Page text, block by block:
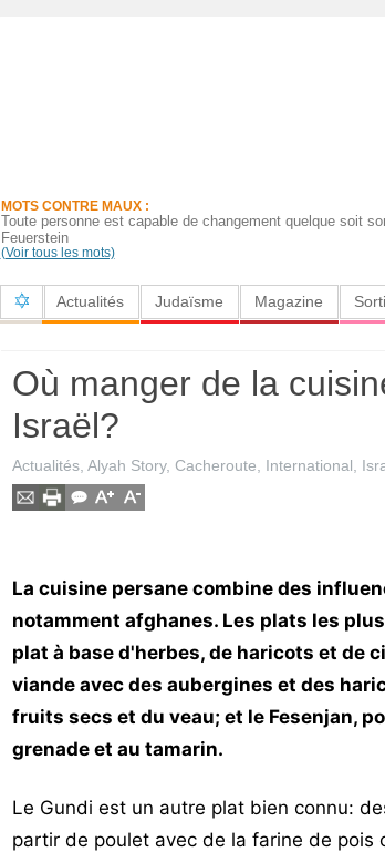
MOTS CONTRE MAUX :
Toute personne est capable de changement quelque soit
Feuerstein
(Voir tous les mots)
Actualités Judaïsme Magazine
Où manger de la
Israël?
Actualités, Alyah Story, Cacheroute International
La cuisine persane combine des
notamment afghanes. Les plats les
plat à base d'herbes, de haricots et de
viande avec des aubergines et des
fruits secs et du veau; et le Fesenjan,
grenade et au tamarin.
Le Gundi est un autre plat bien connu:
partir de poulet avec de la farine de